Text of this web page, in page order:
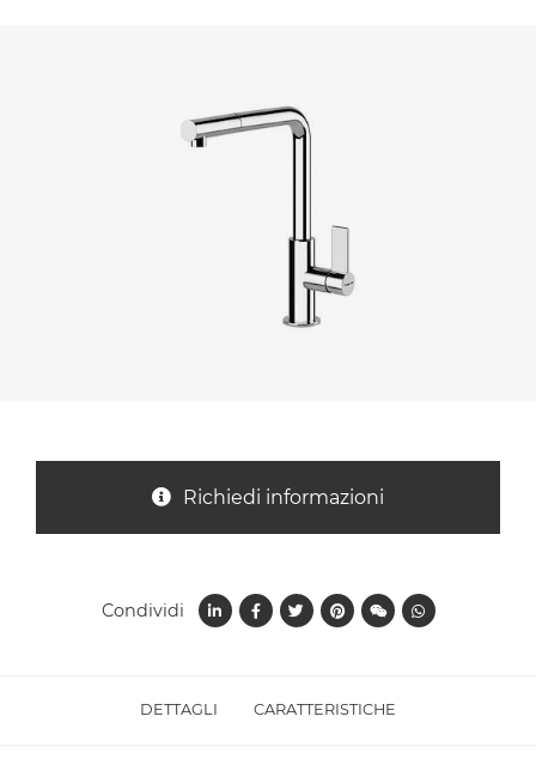
DETTAGLI CARATTERISTICHE
Richiedi informazioni
Condividi
Messaggio *
trattamento dei dati per le finalità indicate*